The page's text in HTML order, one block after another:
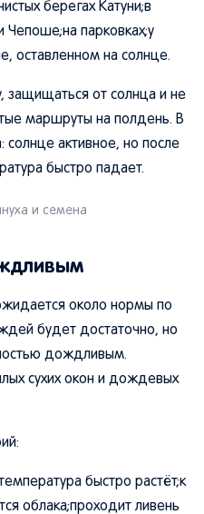
берегах Катуни;в
Чепоше;на парковках;у
оставленном на солнце.
защищаться от солнца и не
маршруты на полдень. В
солнце активное, но после
быстро падает.
и семена
около нормы по
будет достаточно, но
дождливым.
сухих окон и дождевых
быстро растёт;к
облака;проходит ливень